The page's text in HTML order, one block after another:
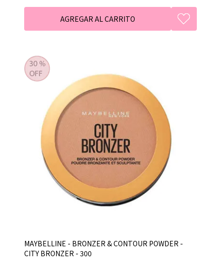
MAYBELLINE - BRONZER & CONTOUR POWDER -
CITY BRONZER - 300